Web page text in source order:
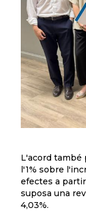
L'acord també
l'1% sobre
efectes a
suposa una
4,03%.